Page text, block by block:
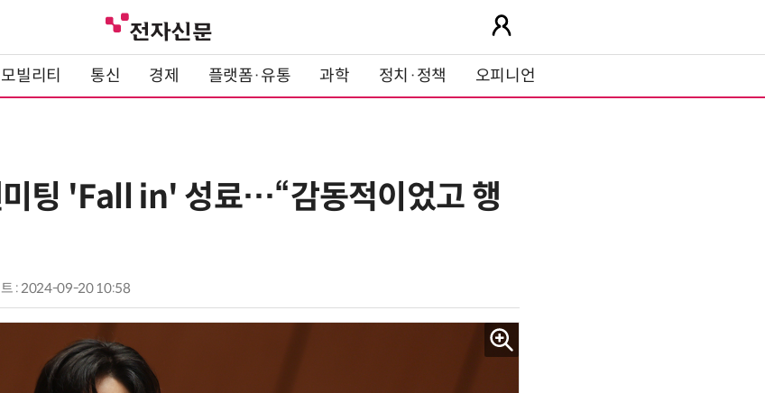
모빌리티 통신 경제 플랫폼·유통 과학 정치·정책 오피니언
미팅 'Fall in' 성료…“감동적이었고 행
트 : 2024-09-20 10:58